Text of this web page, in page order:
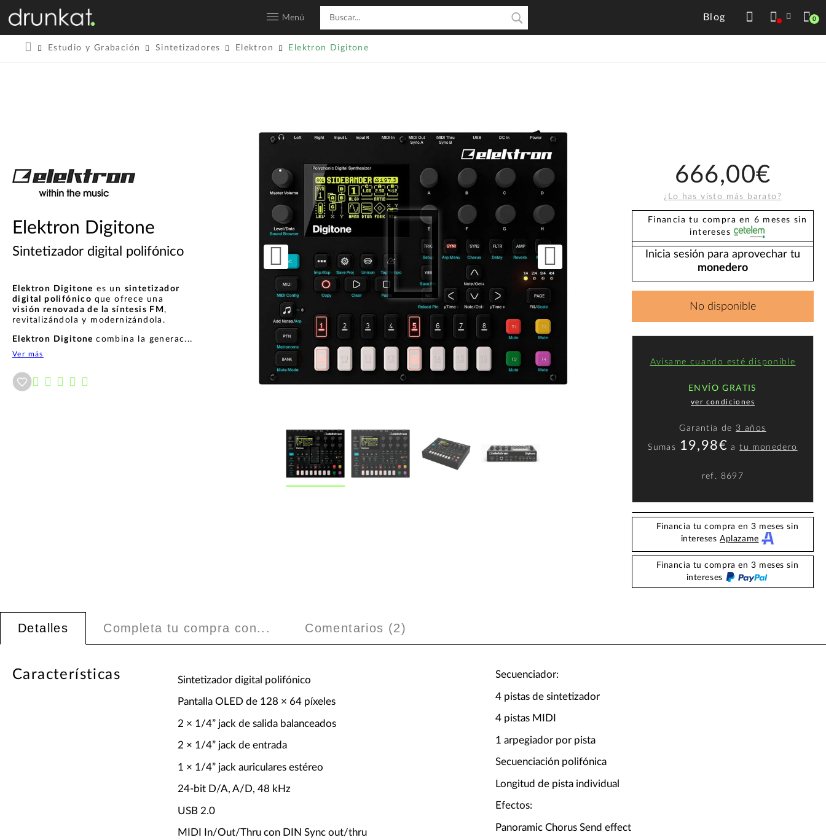
Menú Blog 0
Estudio y Grabación Sintetizadores Elektron Elektron Digitone
Elektron Digitone
Sintetizador digital polifónico
Elektron Digitone es un sintetizador
digital polifónico que ofrece una
visión renovada de la síntesis FM,
revitalizándola y modernizándola.
Elektron Digitonecombina la generac...
Ver más
666,00€
¿Lo has visto más barato?
Financia tu compra en 6 meses sin
intereses
Inicia sesión para aprovechar tu
monedero
No disponible
Avísame cuando esté disponible
ENVÍO GRATIS
ver condiciones
Garantía de 3 años
Sumas 19,98€ atu monedero
ref. 8697
Financia tu compra en 3 meses sin
interesesAplazame
Financia tu compra en 3 meses sin
intereses
Detalles Completa tu compra con... Comentarios (2)
Características Sintetizador digital polifónico
Pantalla OLED de 128 × 64 píxeles
2 × 1/4” jack de salida balanceados
2 × 1/4” jack de entrada
1 × 1/4” jack auriculares estéreo
24-bit D/A, A/D, 48 kHz
USB 2.0
MIDI In/Out/Thru con DIN Sync out/thru
Secuenciador:
4 pistas de sintetizador
4 pistas MIDI
1 arpegiador por pista
Secuenciación polifónica
Longitud de pista individual
Efectos:
Panoramic Chorus Send effect